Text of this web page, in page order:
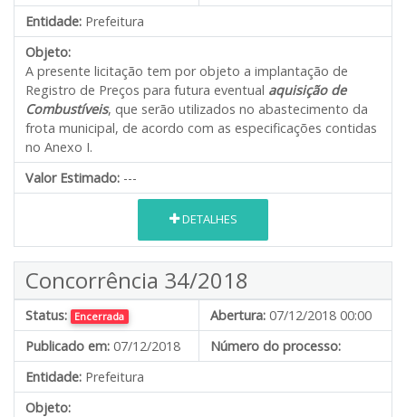
Entidade: Prefeitura
Objeto:
A presente licitação tem por objeto a implantação de
Registro de Preços para futura eventual aquisição de
Combustíveis, que serão utilizados no abastecimento da
frota municipal, de acordo com as especificações contidas
no Anexo I.
Valor Estimado: ---
DETALHES
Concorrência 34/2018
Status: Encerrada Abertura: 07/12/2018 00:00
Publicado em: 07/12/2018
Número do processo:
Entidade: Prefeitura
Objeto: